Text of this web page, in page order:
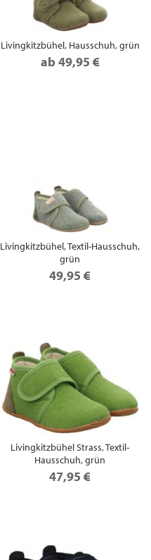
Livingkitzbühel, Hausschuh, grün
ab 49,95 €
Livingkitzbühel, Textil-Hausschuh,
grün
49,95 €
Livingkitzbühel Strass, Textil-
Hausschuh, grün
47,95 €